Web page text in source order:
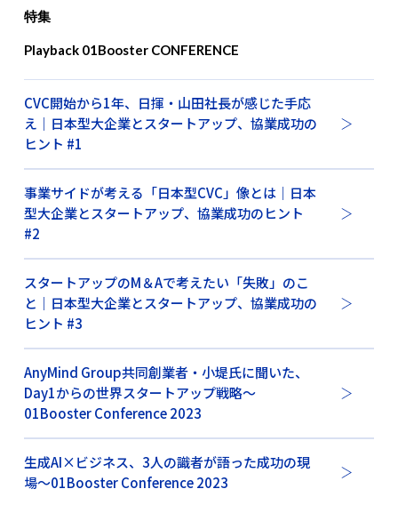
特集
Playback 01Booster CONFERENCE
CVC開始から1年、日揮・山田社長が感じた手応
え｜日本型大企業とスタートアップ、協業成功の
ヒント #1
事業サイドが考える「日本型CVC」像とは｜日本
型大企業とスタートアップ、協業成功のヒント
#2
スタートアップのM＆Aで考えたい「失敗」のこ
と｜日本型大企業とスタートアップ、協業成功の
ヒント #3
AnyMind Group共同創業者・小堤氏に聞いた、
Day1からの世界スタートアップ戦略〜
01Booster Conference 2023
生成AI×ビジネス、3人の識者が語った成功の現
場〜01Booster Conference 2023